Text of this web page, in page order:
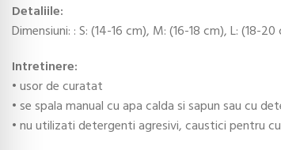
Detaliile:
Dimensiuni: : S: (14-16 cm), M: (16-18 cm), L: (18-
Intretinere:
• usor de curatat
• se spala manual cu apa calda si sapun sau cu
• nu utilizati detergenti agresivi, caustici pentru